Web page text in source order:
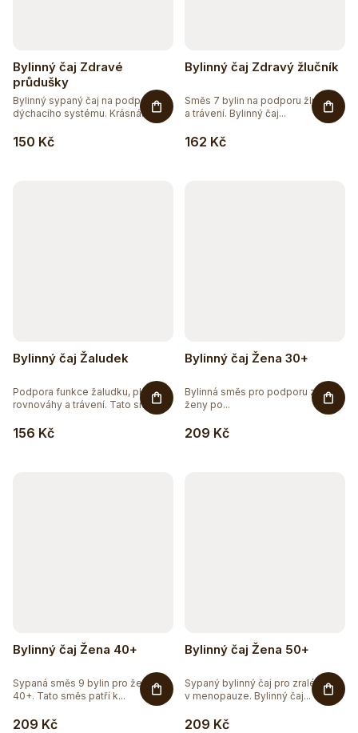
Bylinný čaj Zdravé
průdušky
150 Kč
Bylinný sypaný čaj na podporu
dýchacího systému. Krásná
Bylinný čaj Zdravý žlučník
162 Kč
Směs 7 bylin na podporu žlučníku
a trávení. Bylinný čaj...
Bylinný čaj Žaludek
156 Kč
Podpora funkce žaludku, pH
rovnováhy a trávení. Tato směs...
Bylinný čaj Žena 30+
209 Kč
Bylinná směs pro podporu zdraví
ženy po...
Bylinný čaj Žena 40+
209 Kč
Sypaná směs 9 bylin pro ženy
40+. Tato směs patří k...
Bylinný čaj Žena 50+
209 Kč
Sypaný bylinný čaj pro zralé ženy
v menopauze. Bylinný čaj...